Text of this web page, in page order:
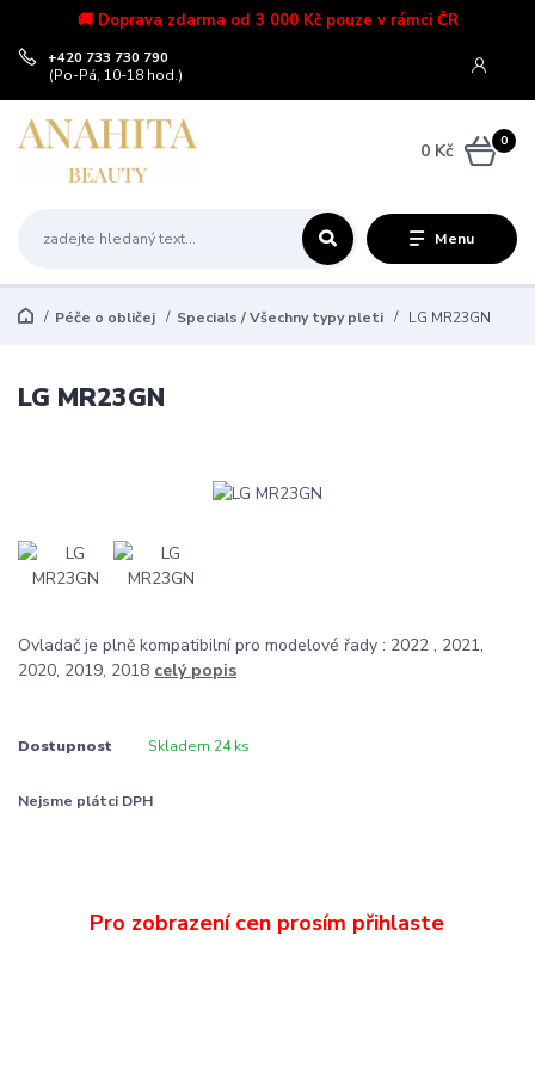
🚚 Doprava zdarma od 3 000 Kč pouze v rámci ČR
Menu
+420 733 730 790
(Po-Pá, 10-18 hod.)
0
0 Kč
Péče o obličej Specials / Všechny typy pleti LG MR23GN
LG MR23GN
Ovladač je plně kompatibilní pro modelové řady : 2022 , 2021,
2020, 2019, 2018 celý popis
Dostupnost Skladem 24 ks
Nejsme plátci DPH